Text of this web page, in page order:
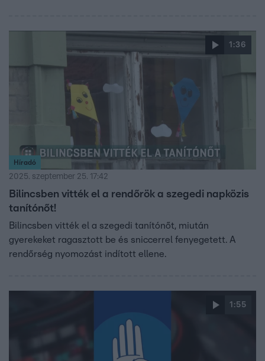
1:36
Híradó
2025. szeptember 25. 17:42
Bilincsben vitték el a rendőrök a szegedi napközis
tanítónőt!
Bilincsben vitték el a szegedi tanítónőt, miután
gyerekeket ragasztott be és sniccerrel fenyegetett. A
rendőrség nyomozást indított ellene.
1:55